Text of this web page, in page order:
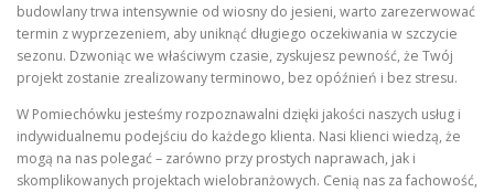
budowlany trwa intensywnie od wiosny do jesieni, warto zarezerwować
termin z wyprzezeniem, aby uniknąć długiego oczekiwania w szczycie
sezonu. Dzwoniąc we właściwym czasie, zyskujesz pewność, że Twój
projekt zostanie zrealizowany terminowo, bez opóźnień i bez stresu.
W Pomiechówku jesteśmy rozpoznawalni dzięki jakości naszych usług i
indywidualnemu podejściu do każdego klienta. Nasi klienci wiedzą, że
mogą na nas polegać – zarówno przy prostych naprawach, jak i
skomplikowanych projektach wielobranżowych. Cenią nas za fachowość,